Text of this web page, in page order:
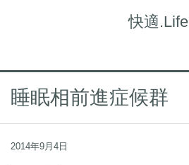
快適.Life
睡眠相前進症候群
2014年9月4日